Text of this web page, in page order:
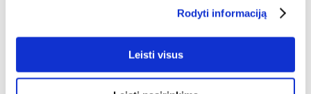
Rodyti informaciją
Leisti visus